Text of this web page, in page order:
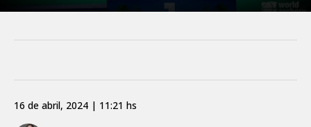
16 de abril, 2024 | 11:21 hs